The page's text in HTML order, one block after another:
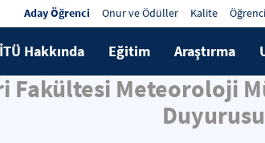
Aday Öğrenci Onur ve Ödüller Kalite
İTÜ Hakkında Eğitim Araştırma
Fakültesi Meteoroloji
Duyurusu